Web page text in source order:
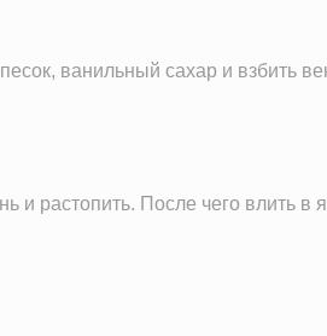
1.7 мг
ванильный сахар и взбить
и растопить. После чего влить